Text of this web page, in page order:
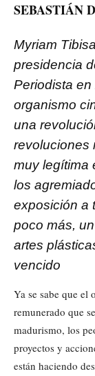
SEBASTIÁN
Myriam
presidencia
Periodista
organismo
una
revoluciones
muy legítima
los
exposición a
poco más,
artes
vencido
Ya se sabe que el
remunerado que
madurismo, los
proyectos y
están haciendo